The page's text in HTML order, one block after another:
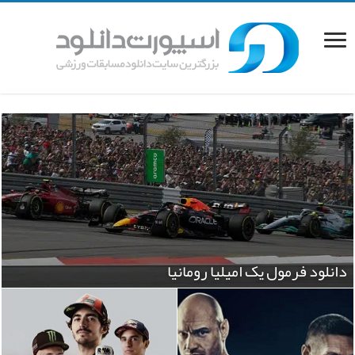
دانلود بازی های والیبال المپیک پاریس ۲۰۲۴
دانلود فرمول یک امیلیا رومانیا